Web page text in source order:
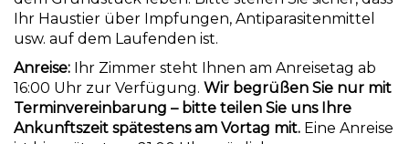
Ihr Haustier über Impfungen, Antiparasitenmittel
usw. auf dem Laufenden ist.
Anreise: Ihr Zimmer steht Ihnen am Anreisetag ab
16:00 Uhr zur Verfügung. Wir begrüßen Sie nur mit
Terminvereinbarung – bitte teilen Sie uns Ihre
Ankunftszeit spätestens am Vortag mit. Eine Anreise